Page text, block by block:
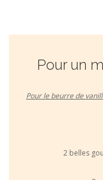
Pour un
Pour le beurre de
2 belles